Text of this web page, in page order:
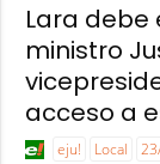
Lara debe
ministro
acceso a
eju! Local